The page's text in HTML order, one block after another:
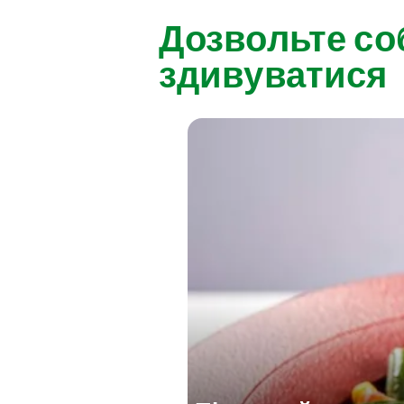
Дозвольте
здивуватися